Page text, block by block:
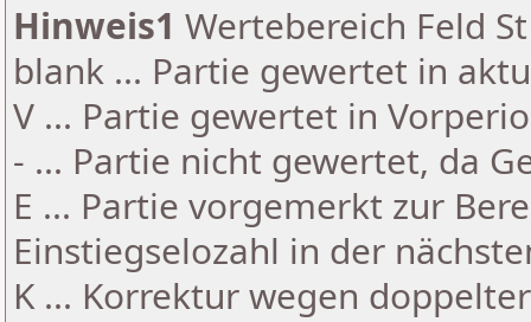
Hinweis1 Wertebereich Feld
blank ... Partie gewertet in
V ... Partie gewertet in
- ... Partie nicht gewertet, da
E ... Partie vorgemerkt zur
Einstiegselozahl in der
K ... Korrektur wegen